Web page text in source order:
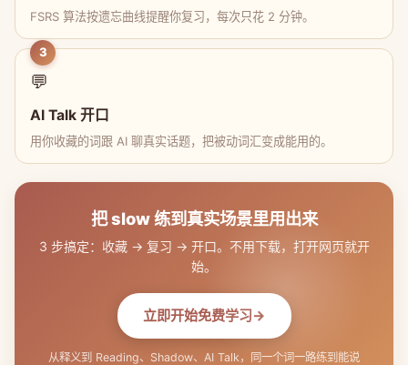
FSRS 算法按遗忘曲线提醒你复习，每次只花 2 分钟。
3
💬
AI Talk 开口
用你收藏的词跟 AI 聊真实话题，把被动词汇变成能用的。
把 slow 练到真实场景里用出来
3 步搞定：收藏 → 复习 → 开口。不用下载，打开网页就开
始。
立即开始免费学习
从释义到 Reading、Shadow、AI Talk，同一个词一路练到能说